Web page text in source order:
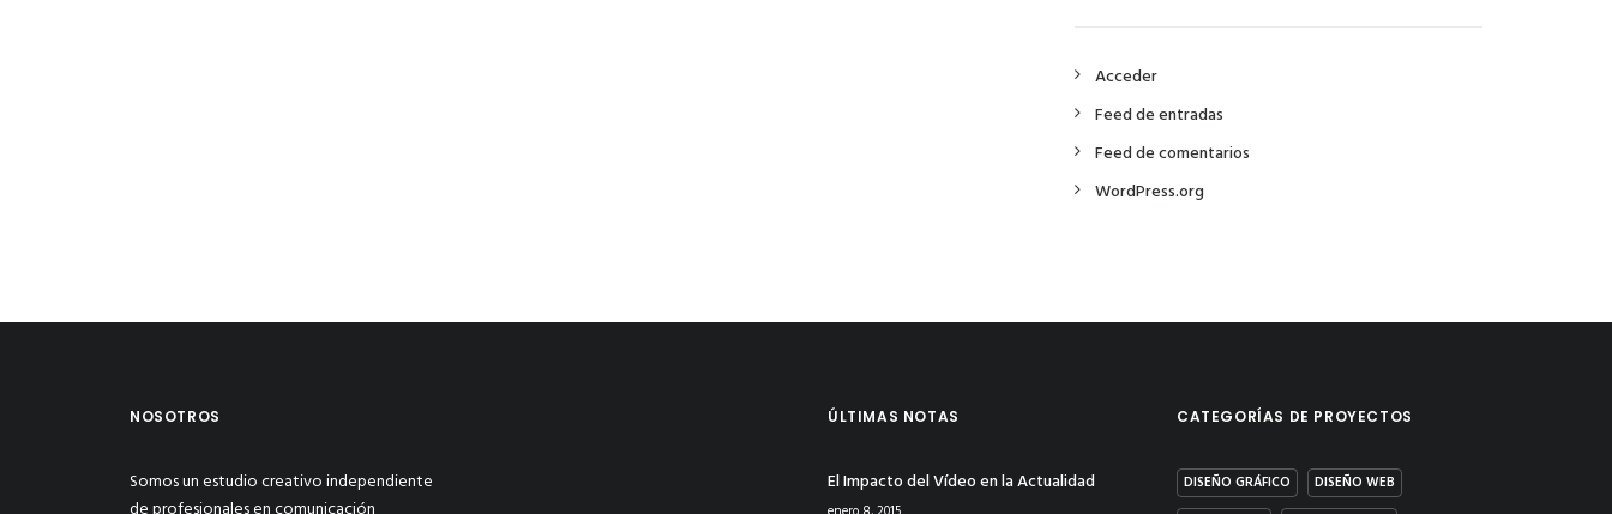
Acceder
Feed de entradas
Feed de comentarios
WordPress.org
NOSOTROS
Somos un estudio creativo independiente
ÚLTIMAS NOTAS
El Impacto del Vídeo en la Actualidad
CATEGORÍAS DE PROYECTOS
DISEÑO GRÁFICO
DISEÑO WEB